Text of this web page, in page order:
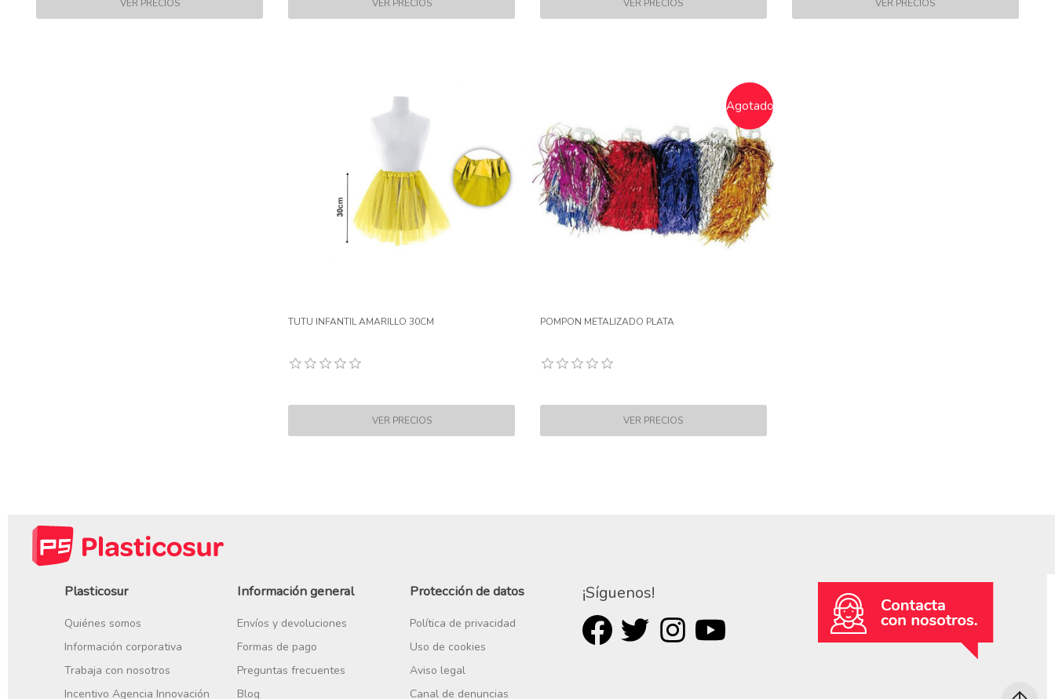
TUTU INFANTIL AMARILLO 30CM
Agotado
POMPON METALIZADO PLATA
Plasticosur
Quiénes somos
Información corporativa
Trabaja con nosotros
Incentivo Agencia Innovación
Información general
Envíos y devoluciones
Formas de pago
Preguntas frecuentes
Blog
Protección de datos
Política de privacidad
Uso de cookies
Aviso legal
Canal de denuncias
¡Síguenos!